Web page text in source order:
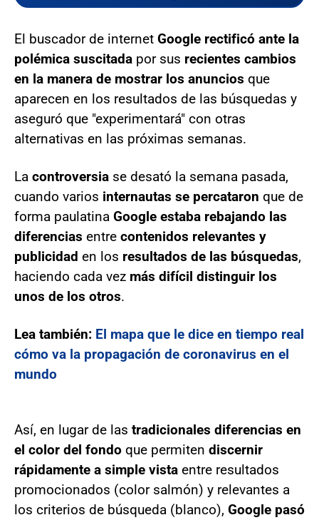
El buscador de internet Google rectificó ante la
polémica suscitada por sus recientes cambios
en la manera de mostrar los anuncios que
aparecen en los resultados de las búsquedas y
aseguró que "experimentará" con otras
alternativas en las próximas semanas.
La controversia se desató la semana pasada,
cuando varios internautas se percataron que de
forma paulatina Google estaba rebajando las
diferencias entre contenidos relevantes y
publicidad en los resultados de las búsquedas,
haciendo cada vez más difícil distinguir los
unos de los otros.
Lea también: El mapa que le dice en tiempo real
cómo va la propagación de coronavirus en el
mundo
Así, en lugar de las tradicionales diferencias en
el color del fondo que permiten discernir
rápidamente a simple vista entre resultados
promocionados (color salmón) y relevantes a
los criterios de búsqueda (blanco), Google pasó